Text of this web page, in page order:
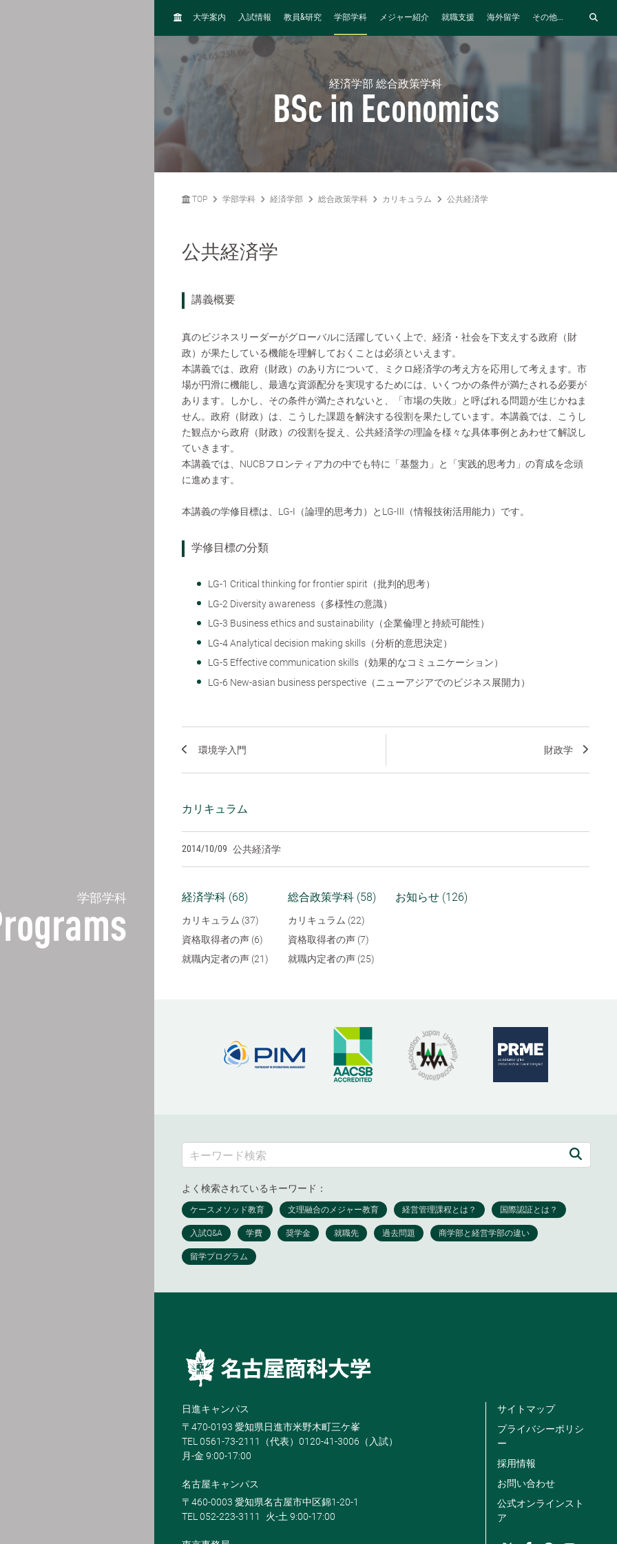
学部学科
H
E
大学案内 入試情報 教員&研究 学部学科 メジャー紹介 就職支援 海外留学 その他...
経済学部 総合政策学科
BSc in Economics
TOP 学部学科 経済学部 総合政策学科 カリキュラム 公共経済学
公共経済学
講義概要
真のビジネスリーダーがグローバルに活躍していく上で、経済・社会を下支えする政府（財
政）が果たしている機能を理解しておくことは必須といえます。
本講義では、政府（財政）のあり方について、ミクロ経済学の考え方を応用して考えます。市
場が円滑に機能し、最適な資源配分を実現するためには、いくつかの条件が満たされる必要が
あります。しかし、その条件が満たされないと、「市場の失敗」と呼ばれる問題が生じかねま
せん。政府（財政）は、こうした課題を解決する役割を果たしています。本講義では、こうし
た観点から政府（財政）の役割を捉え、公共経済学の理論を様々な具体事例とあわせて解説し
ていきます。
本講義では、NUCBフロンティア力の中でも特に「基盤力」と「実践的思考力」の育成を念頭
に進めます。
本講義の学修目標は、LG-Ⅰ（論理的思考力）とLG-Ⅲ（情報技術活用能力）です。
学修目標の分類
LG-1 Critical thinking for frontier spirit（批判的思考）
LG-2 Diversity awareness（多様性の意識）
LG-3 Business ethics and sustainability（企業倫理と持続可能性）
LG-4 Analytical decision making skills（分析的意思決定）
LG-5 Effective communication skills（効果的なコミュニケーション）
LG-6 New-asian business perspective（ニューアジアでのビジネス展開力）
環境学入門 財政学
カリキュラム
2014/10/09 公共経済学
経済学科 (68)
カリキュラム (37)
資格取得者の声 (6)
就職内定者の声 (21)
総合政策学科 (58)
カリキュラム (22)
資格取得者の声 (7)
就職内定者の声 (25)
お知らせ (126)
よく検索されているキーワード：
日進キャンパス
〒470-0193 愛知県日進市米野木町三ケ峯
TEL 0561-73-2111（代表）0120-41-3006（入試）
月-金 9:00-17:00
名古屋キャンパス
〒460-0003 愛知県名古屋市中区錦1-20-1
TEL 052-223-3111
火-土 9:00-17:00
サイトマップ
プライバシーポリシ
ー
採用情報
お問い合わせ
公式オンラインスト
ア